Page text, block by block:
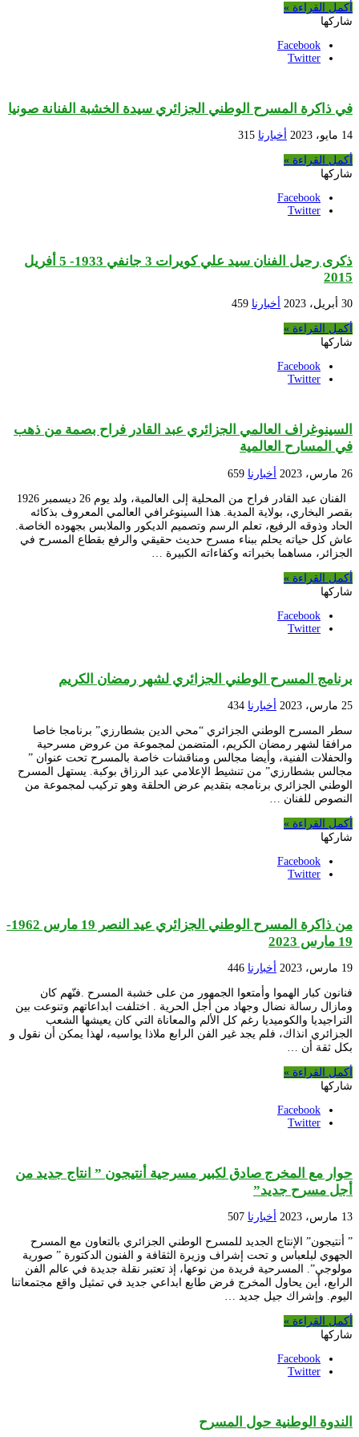
أكمل القراءة »
شاركها
Facebook
Twitter
في ذاكرة المسرح الوطني الجزائري سيدة الخشبة الفنانة صونيا
14 مايو، 2023 أخبارنا 315
أكمل القراءة »
شاركها
Facebook
Twitter
ذكرى رحيل الفنان سيد علي كويرات 3 جانفي 1933- 5 أفريل
2015
30 أبريل، 2023 أخبارنا 459
أكمل القراءة »
شاركها
Facebook
Twitter
السينوغراف العالمي الجزائري عبد القادر فراح بصمة من ذهب
في المسارح العالمية
26 مارس، 2023 أخبارنا 659
الفنان عبد القادر فراح من المحلية إلى العالمية، ولد يوم 26 ديسمبر 1926
بقصر البخاري، بولاية المدية. هذا السينوغرافي العالمي المعروف بذكائه
الحاد وذوقه الرفيع، تعلم الرسم وتصميم الديكور والملابس بجهوده الخاصة.
عاش كل حياته يحلم ببناء مسرح حديث حقيقي والرفع بقطاع المسرح في
الجزائر، مساهما بخبراته وكفاءاته الكبيرة …
أكمل القراءة »
شاركها
Facebook
Twitter
برنامج المسرح الوطني الجزائري لشهر رمضان الكريم
25 مارس، 2023 أخبارنا 434
سطر المسرح الوطني الجزائري “محي الدين بشطارزي” برنامجا خاصا
مرافقا لشهر رمضان الكريم، المتضمن لمجموعة من عروض مسرحية
والحفلات الفنية، وأيضا مجالس ومناقشات خاصة بالمسرح تحت عنوان ”
مجالس بشطارزي” من تنشيط الإعلامي عبد الرزاق بوكبة. يستهل المسرح
الوطني الجزائري برنامجه بتقديم عرض الحلقة وهو تركيب لمجموعة من
النصوص للفنان …
أكمل القراءة »
شاركها
Facebook
Twitter
من ذاكرة المسرح الوطني الجزائري عيد النصر 19 مارس 1962-
19 مارس 2023
19 مارس، 2023 أخبارنا 446
فنانون كبار الهموا وأمتعوا الجمهور من على خشبة المسرح .فنّهم كان
ومازال رسالة نضال وجهاد من أجل الحرية . اختلفت ابداعاتهم وتنوعت بين
التراجيديا والكوميديا رغم كل الألم والمعاناة التي كان يعيشها الشعب
الجزائري انذاك، فلم يجد غير الفن الرابع ملاذا يواسيه، لهذا يمكن أن نقول و
بكل ثقة أن …
أكمل القراءة »
شاركها
Facebook
Twitter
حوار مع المخرج صادق لكبير مسرحية أنتيجون ” انتاج جديد من
أجل مسرح جديد”
13 مارس، 2023 أخبارنا 507
” أنتيجون” الإنتاج الجديد للمسرح الوطني الجزائري بالتعاون مع المسرح
الجهوي لبلعباس و تحت إشراف وزيرة الثقافة و الفنون الدكتورة ” صورية
مولوجي”. المسرحية فريدة من نوعها، إذ تعتبر نقلة جديدة في عالم الفن
الرابع، أين يحاول المخرج فرض طابع ابداعي جديد في تمثيل واقع مجتمعاتنا
اليوم. وإشراك جيل جديد …
أكمل القراءة »
شاركها
Facebook
Twitter
الندوة الوطنية حول المسرح